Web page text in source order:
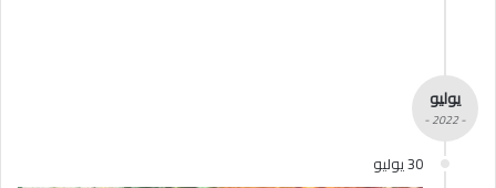
يوليو
- 2022 -
30 يوليو